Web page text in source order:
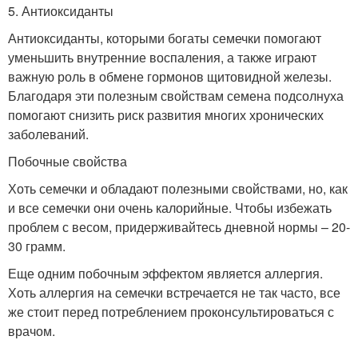
5. Антиоксиданты
Антиоксиданты, которыми богаты семечки помогают
уменьшить внутренние воспаления, а также играют
важную роль в обмене гормонов щитовидной железы.
Благодаря эти полезным свойствам семена подсолнуха
помогают снизить риск развития многих хронических
заболеваний.
Побочные свойства
Хоть семечки и обладают полезными свойствами, но, как
и все семечки они очень калорийные. Чтобы избежать
проблем с весом, придерживайтесь дневной нормы – 20-
30 грамм.
Еще одним побочным эффектом является аллергия.
Хоть аллергия на семечки встречается не так часто, все
же стоит перед потреблением проконсультироваться с
врачом.